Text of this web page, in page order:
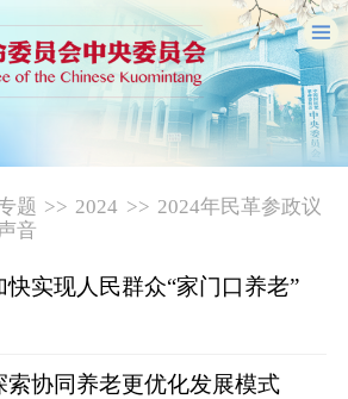
题 >> 2024 >> 2024年民革参政议
音
实现人民群众“家门口养老”
索协同养老更优化发展模式